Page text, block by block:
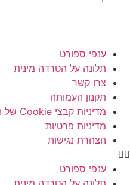
ענפי ספורט
תלונה על הטרדה מינית
צרו קשר
תקנון העמותה
מדיניות קבצי Cookie של האתר
מדיניות פרטיות
הצהרת נגישות
ענפי ספורט